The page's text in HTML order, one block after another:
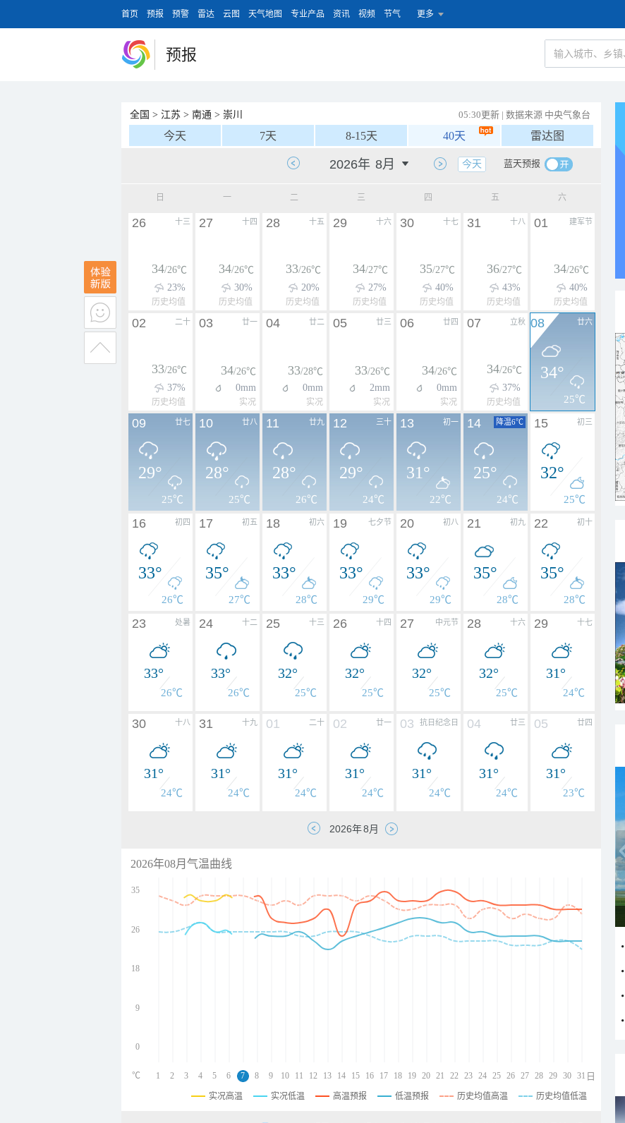
首页 预报 预警 雷达 云图 天气地图 专业产品 资讯 视频 节气 更多
预报
全国 > 江苏 > 南通 > 崇川 05:30更新 | 数据来源 中央气象台
今天 7天 8-15天 40天 雷达图
蓝天预报
今天
日 一 二 三 四 五 六
十三
26
34/26℃
23%
历史均值
十四
27
34/26℃
30%
历史均值
十五
28
33/26℃
20%
历史均值
十六
29
34/27℃
27%
历史均值
十七
30
35/27℃
40%
历史均值
十八
31
36/27℃
43%
历史均值
建军节
01
34/26℃
40%
历史均值
二十
02
33/26℃
37%
历史均值
廿一
03
34/26℃
0mm
实况
廿二
04
33/28℃
0mm
实况
廿三
05
33/26℃
2mm
实况
廿四
06
34/26℃
0mm
实况
立秋
07
34/26℃
37%
历史均值
廿六
08
34°
25℃
廿七
09
29°
25℃
廿八
10
28°
25℃
廿九
11
28°
26℃
三十
12
29°
24℃
初一
13
31°
22℃
降温6℃
14
25°
24℃
初三
15
32°
25℃
初四
16
33°
26℃
初五
17
35°
27℃
初六
18
33°
28℃
七夕节
19
33°
29℃
初八
20
33°
29℃
初九
21
35°
28℃
初十
22
35°
28℃
处暑
23
33°
26℃
十二
24
33°
26℃
十三
25
32°
25℃
十四
26
32°
25℃
中元节
27
32°
25℃
十六
28
32°
25℃
十七
29
31°
24℃
十八
30
31°
24℃
十九
31
31°
24℃
二十
01
31°
24℃
廿一
02
31°
24℃
抗日纪念日
03
31°
24℃
廿三
04
31°
24℃
廿四
05
31°
23℃
2026年08月气温曲线
35
26
18
9
0
1 2 3 4 5 6 7 8 9 10 11 12 13 14 15 16 17 18 19 20 21 22 23 24 25 26 27 28 29 30 31
℃ 日
实况高温 实况低温 高温预报 低温预报 历史均值高温 历史均值低温